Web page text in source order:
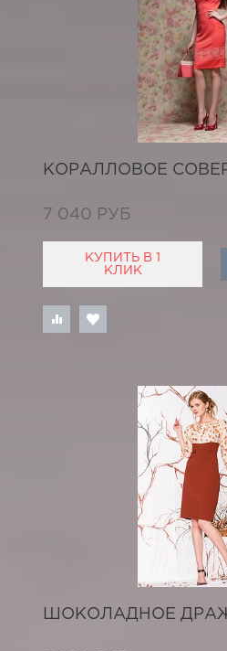
КОРАЛЛОВОЕ
7 040 РУБ
КУПИТЬ В 1
КЛИК
ШОКОЛАДНОЕ